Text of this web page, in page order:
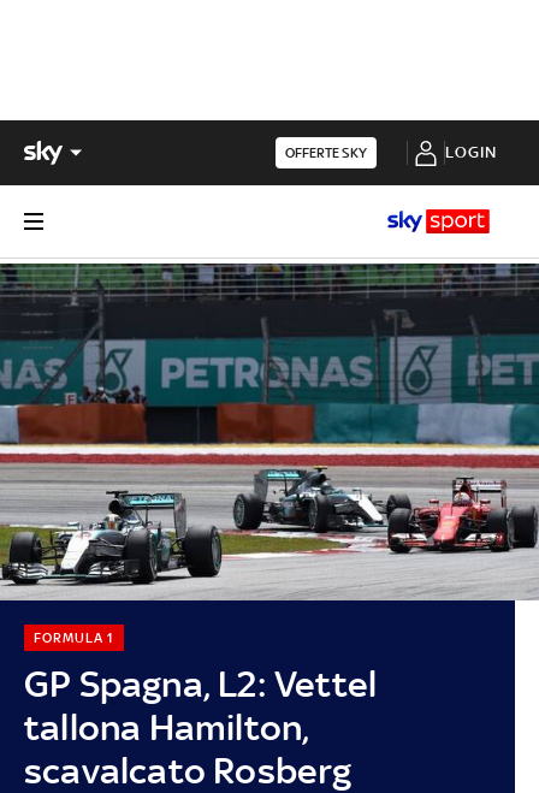
OFFERTE SKY LOGIN
GP Spagna, L2: Vettel
tallona Hamilton,
scavalcato Rosberg
FORMULA 1